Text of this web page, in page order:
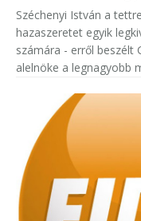
Széchenyi István a
hazaszeretet egyik
számára - erről beszélt
alelnöke a legnagyobb